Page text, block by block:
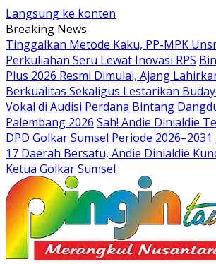
Langsung ke konten
Breaking News
Tinggalkan Metode Kaku, PP-MPK
Perkuliahan Seru Lewat Inovasi RPS
Plus 2026 Resmi Dimulai, Ajang
Berkualitas Sekaligus Lestarikan
Vokal di Audisi Perdana Bintang
Palembang 2026 Sah! Andie Dinialdie
DPD Golkar Sumsel Periode 2026–2031
17 Daerah Bersatu, Andie Dinialdie
Ketua Golkar Sumsel